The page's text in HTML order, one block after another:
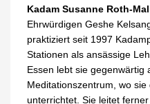
Kadam Susanne Roth-
Ehrwürdigen Geshe
praktiziert seit 1997
Stationen als ansässige
Essen lebt sie gegenwärtig
Meditationszentrum, wo
unterrichtet. Sie leitet